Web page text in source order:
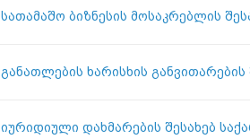
სათამაშო ბიზნესის მოსაკრებლის
განათლების ხარისხის
იურიდიული დახმარების შესახებ